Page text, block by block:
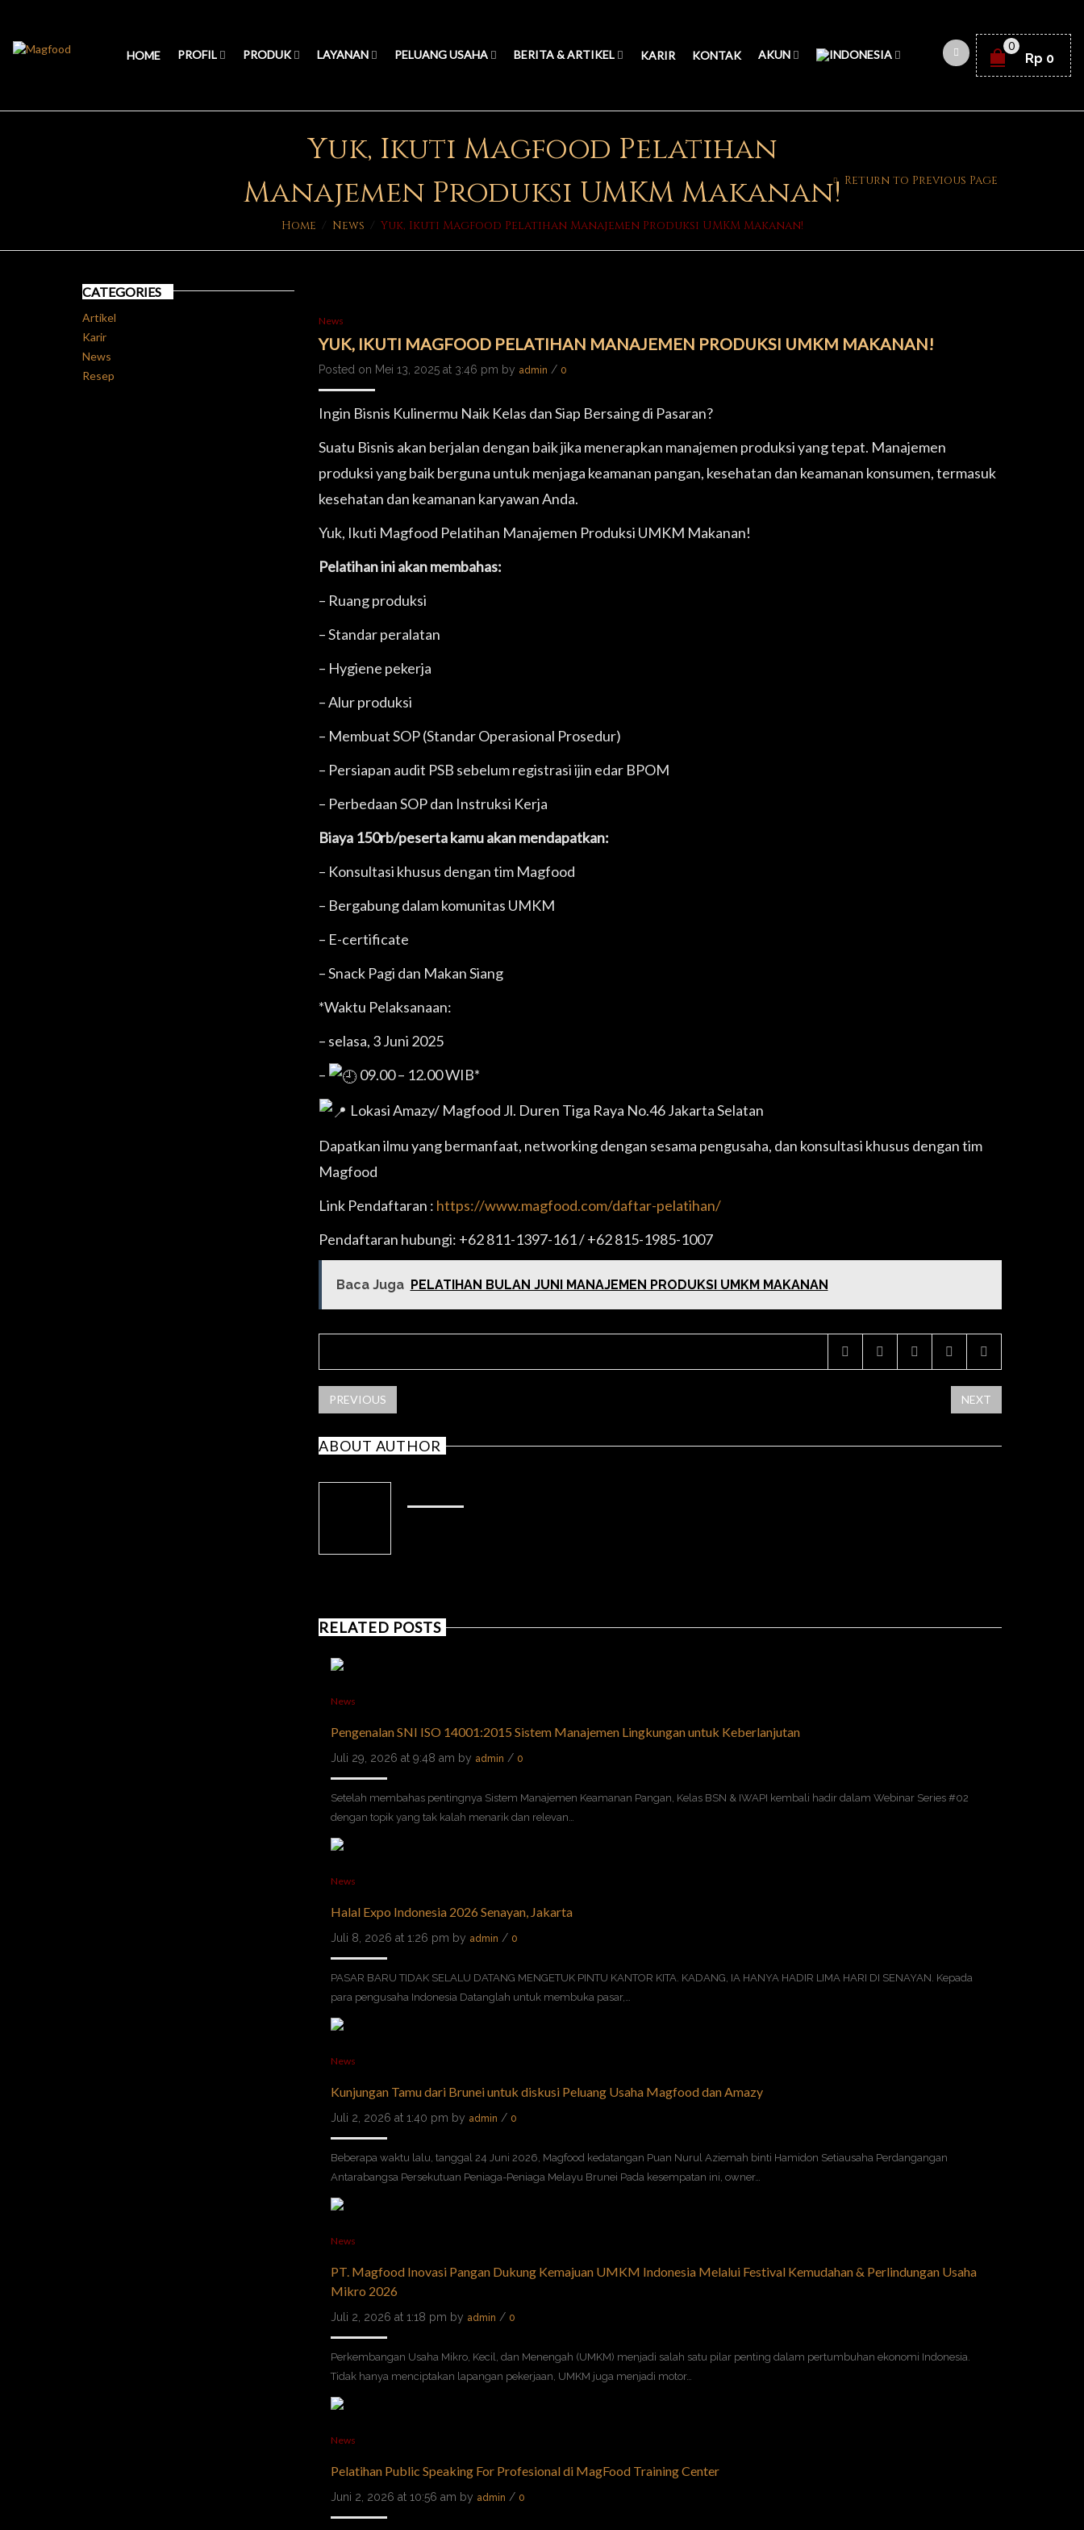
HOME PROFIL PRODUK LAYANAN PELUANG USAHA BERITA & ARTIKEL KARIR KONTAK AKUN
0
Rp 0
Yuk, Ikuti Magfood Pelatihan
Manajemen Produksi UMKM Makanan!
Home / News / Yuk, Ikuti Magfood Pelatihan Manajemen Produksi UMKM Makanan!
Return to Previous Page
News
YUK, IKUTI MAGFOOD PELATIHAN MANAJEMEN PRODUKSI UMKM MAKANAN!
Posted on Mei 13, 2025 at 3:46 pm by admin / 0
Ingin Bisnis Kulinermu Naik Kelas dan Siap Bersaing di Pasaran?
Suatu Bisnis akan berjalan dengan baik jika menerapkan manajemen produksi yang tepat. Manajemen
produksi yang baik berguna untuk menjaga keamanan pangan, kesehatan dan keamanan konsumen, termasuk
kesehatan dan keamanan karyawan Anda.
Yuk, Ikuti Magfood Pelatihan Manajemen Produksi UMKM Makanan!
Pelatihan ini akan membahas:
– Ruang produksi
– Standar peralatan
– Hygiene pekerja
– Alur produksi
– Membuat SOP (Standar Operasional Prosedur)
– Persiapan audit PSB sebelum registrasi ijin edar BPOM
– Perbedaan SOP dan Instruksi Kerja
Biaya 150rb/peserta kamu akan mendapatkan:
– Konsultasi khusus dengan tim Magfood
– Bergabung dalam komunitas UMKM
– E-certificate
– Snack Pagi dan Makan Siang
*Waktu Pelaksanaan:
– selasa, 3 Juni 2025
–
09.00 – 12.00 WIB*
Lokasi Amazy/ Magfood Jl. Duren Tiga Raya No.46 Jakarta Selatan
Dapatkan ilmu yang bermanfaat, networking dengan sesama pengusaha, dan konsultasi khusus dengan tim
Magfood
Link Pendaftaran : https://www.magfood.com/daftar-pelatihan/
Pendaftaran hubungi: +62 811-1397-161 / +62 815-1985-1007
Baca Juga PELATIHAN BULAN JUNI MANAJEMEN PRODUKSI UMKM MAKANAN
PREVIOUS NEXT
ABOUT AUTHOR
RELATED POSTS
News
Pengenalan SNI ISO 14001:2015 Sistem Manajemen Lingkungan untuk Keberlanjutan
Juli 29, 2026 at 9:48 am by admin / 0
Setelah membahas pentingnya Sistem Manajemen Keamanan Pangan, Kelas BSN & IWAPI kembali hadir dalam Webinar Series #02
dengan topik yang tak kalah menarik dan relevan…
News
Halal Expo Indonesia 2026 Senayan, Jakarta
Juli 8, 2026 at 1:26 pm by admin / 0
PASAR BARU TIDAK SELALU DATANG MENGETUK PINTU KANTOR KITA. KADANG, IA HANYA HADIR LIMA HARI DI SENAYAN. Kepada
para pengusaha Indonesia Datanglah untuk membuka pasar,…
News
Kunjungan Tamu dari Brunei untuk diskusi Peluang Usaha Magfood dan Amazy
Juli 2, 2026 at 1:40 pm by admin / 0
Beberapa waktu lalu, tanggal 24 Juni 2026, Magfood kedatangan Puan Nurul Aziemah binti Hamidon Setiausaha Perdangangan
Antarabangsa Persekutuan Peniaga-Peniaga Melayu Brunei Pada kesempatan ini, owner…
News
PT. Magfood Inovasi Pangan Dukung Kemajuan UMKM Indonesia Melalui Festival Kemudahan & Perlindungan Usaha
Mikro 2026
Juli 2, 2026 at 1:18 pm by admin / 0
Perkembangan Usaha Mikro, Kecil, dan Menengah (UMKM) menjadi salah satu pilar penting dalam pertumbuhan ekonomi Indonesia.
Tidak hanya menciptakan lapangan pekerjaan, UMKM juga menjadi motor…
News
Pelatihan Public Speaking For Profesional di MagFood Training Center
Juni 2, 2026 at 10:56 am by admin / 0
CATEGORIES
Artikel
Karir
News
Resep